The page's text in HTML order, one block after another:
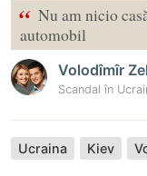
“ Nu am nicio
automobil
Volodîmîr
Ucraina Kiev